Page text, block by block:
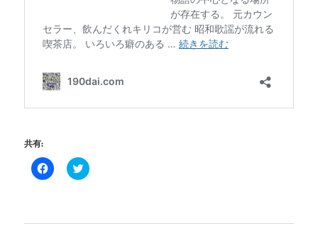
共有:
Facebook
で
に
ク
リ
Twitter